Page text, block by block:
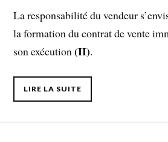
La responsabilité du vendeur
la formation du contrat de vente
son exécution(II).
LIRE LA SUITE